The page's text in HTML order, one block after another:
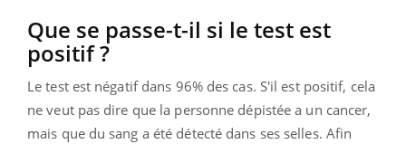
Que se passe-t-il si le test est
positif ?
Le test est négatif dans 96% des cas. S'il est positif, cela
ne veut pas dire que la personne dépistée a un cancer,
mais que du sang a été détecté dans ses selles. Afin